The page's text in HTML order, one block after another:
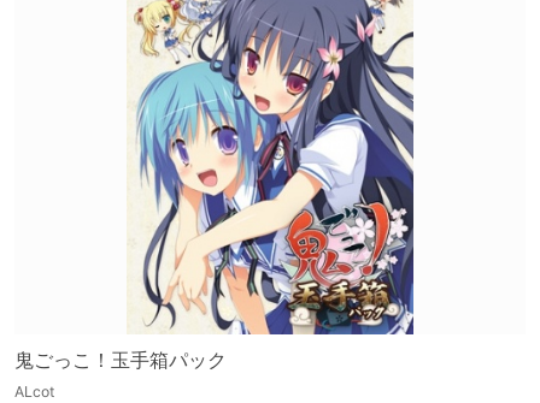
鬼ごっこ！玉手箱パック
ALcot